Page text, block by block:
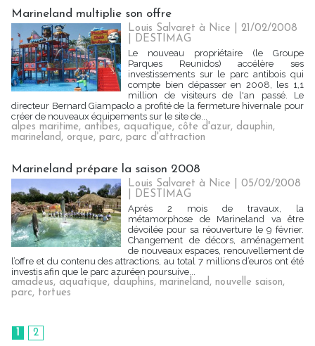
Marineland multiplie son offre
Louis Salvaret à Nice | 21/02/2008
DESTIMAG
Le nouveau propriétaire (le Groupe
Parques Reunidos) accélère ses
investissements sur le parc antibois qui
compte bien dépasser en 2008, les 1,1
million de visiteurs de l'an passé. Le
directeur Bernard Giampaolo a profité de la fermeture hivernale pour
créer de nouveaux équipements sur le site de...
alpes maritime, antibes, aquatique, côte d'azur, dauphin,
marineland, orque, parc, parc d'attraction
Marineland prépare la saison 2008
Louis Salvaret à Nice | 05/02/2008
DESTIMAG
Après 2 mois de travaux, la
métamorphose de Marineland va être
dévoilée pour sa réouverture le 9 février.
Changement de décors, aménagement
de nouveaux espaces, renouvellement de
l’offre et du contenu des attractions, au total 7 millions d’euros ont été
investis afin que le parc azuréen poursuive...
amadeus, aquatique, dauphins, marineland, nouvelle saison,
parc, tortues
1 2